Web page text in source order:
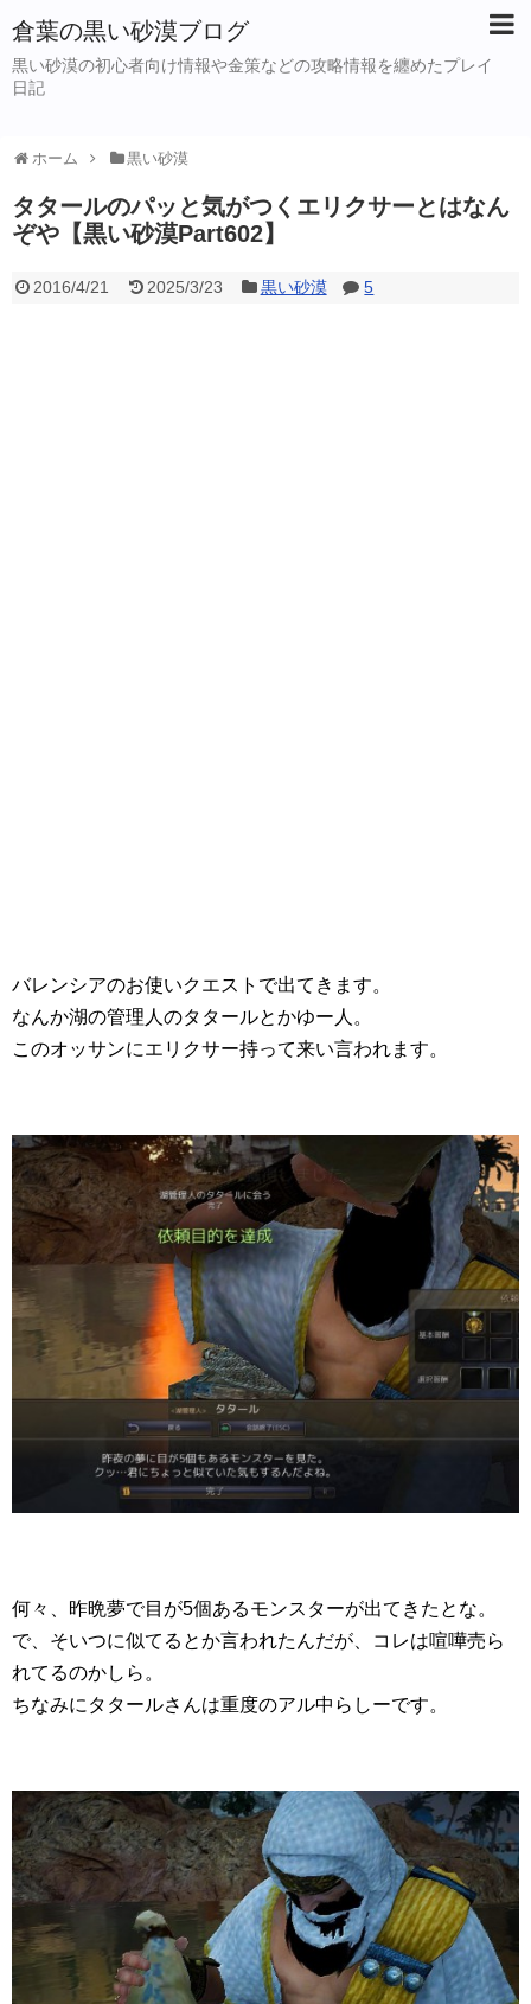
倉葉の黒い砂漠ブログ
黒い砂漠の初心者向け情報や金策などの攻略情報を纏めたプレイ
日記
ホーム 黒い砂漠
タタールのパッと気がつくエリクサーとはなん
ぞや【黒い砂漠Part602】
2016/4/21 2025/3/23 黒い砂漠 5
バレンシアのお使いクエストで出てきます。
なんか湖の管理人のタタールとかゆー人。
このオッサンにエリクサー持って来い言われます。
何々、昨晩夢で目が5個あるモンスターが出てきたとな。
で、そいつに似てるとか言われたんだが、コレは喧嘩売ら
れてるのかしら。
ちなみにタタールさんは重度のアル中らしーです。